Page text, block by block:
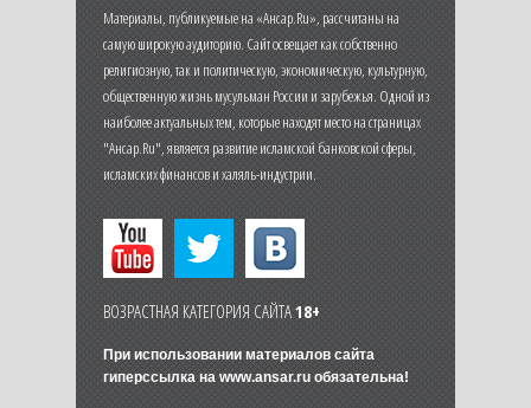
Материалы, публикуемые на «Ансар.Ru», рассчитаны на
самую широкую аудиторию. Сайт освещает как собственно
религиозную, так и политическую, экономическую, культурную,
общественную жизнь мусульман России и зарубежья. Одной из
наиболее актуальных тем, которые находят место на страницах
"Ансар.Ru", является развитие исламской банковской сферы,
исламских финансов и халяль-индустрии.
ВОЗРАСТНАЯ КАТЕГОРИЯ САЙТА18+
При использовании материалов сайта
гиперссылка на www.ansar.ruобязательна!